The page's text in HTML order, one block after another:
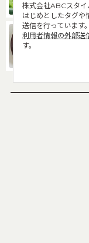
by おうちご
桃をさ
ネ」で
株式会社ABCスタ
はじめとしたタグや
送信を行っています。
利用者情報の外部送
す。